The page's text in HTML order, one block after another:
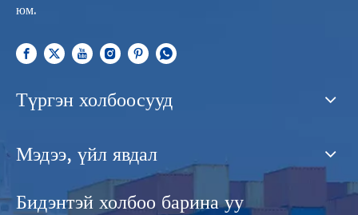
юм.
Түргэн холбоосууд
Мэдээ, үйл явдал
Бидэнтэй холбоо барина уу